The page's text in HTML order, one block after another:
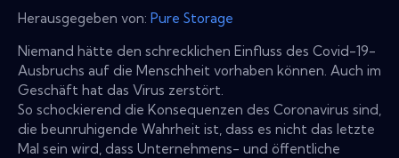
Herausgegeben von: Pure Storage
Niemand hätte den schrecklichen Einfluss des Covid-19-
Ausbruchs auf die Menschheit vorhaben können. Auch im
Geschäft hat das Virus zerstört.
So schockierend die Konsequenzen des Coronavirus sind,
die beunruhigende Wahrheit ist, dass es nicht das letzte
Mal sein wird, dass Unternehmens- und öffentliche